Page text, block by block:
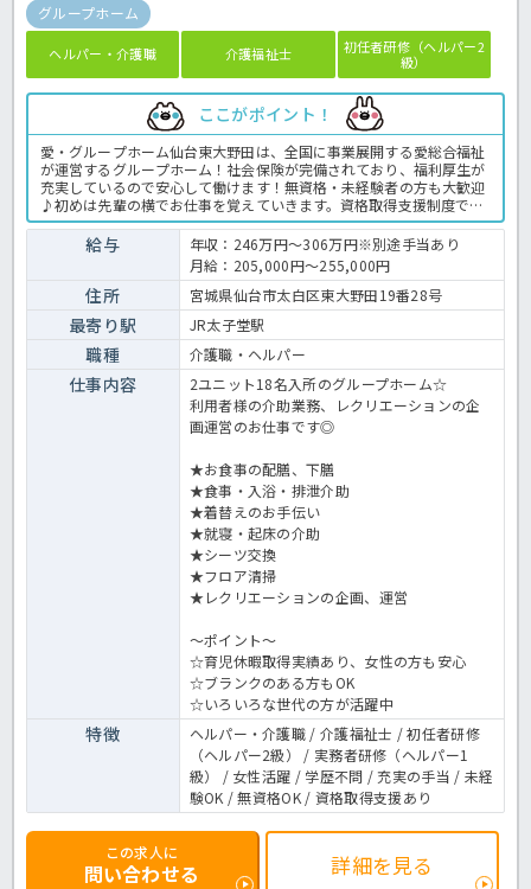
グループホーム
ヘルパー・介護職 介護福祉士
初任者研修（ヘルパー2
級）
ここがポイント！
愛・グループホーム仙台東大野田は、全国に事業展開する愛総合福祉
が運営するグループホーム！社会保険が完備されており、福利厚生が
充実しているので安心して働けます！無資格・未経験者の方も大歓迎
♪初めは先輩の横でお仕事を覚えていきます。資格取得支援制度で働
きながら資格取得が目指せますよ◎スタッフ同士の関係性も良好で相
談や何かあった際にも言いやすい雰囲気の良さが自慢の施設です☆グ
ループホームでの介護職全般です。 ＜介護職 正職員 グループホー
給与
年収：246万円～306万円※別途手当あり
月給：205,000円～255,000円
住所 宮城県仙台市太白区東大野田19番28号
最寄り駅 JR太子堂駅
職種 介護職・ヘルパー
仕事内容
2ユニット18名入所のグループホーム☆
利用者様の介助業務、レクリエーションの企
画運営のお仕事です◎
★お食事の配膳、下膳
★食事・入浴・排泄介助
★着替えのお手伝い
★就寝・起床の介助
★シーツ交換
★フロア清掃
★レクリエーションの企画、運営
～ポイント～
☆育児休暇取得実績あり、女性の方も安心
☆ブランクのある方もOK
☆いろいろな世代の方が活躍中
特徴
ヘルパー・介護職 / 介護福祉士 / 初任者研修
（ヘルパー2級） / 実務者研修（ヘルパー1
級） / 女性活躍 / 学歴不問 / 充実の手当 / 未経
験OK / 無資格OK / 資格取得支援あり
この求人に
問い合わせる 詳細を見る